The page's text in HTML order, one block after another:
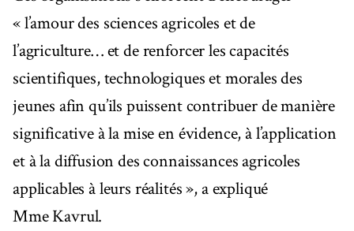
« l’amour des sciences agricoles et de
l’agriculture… et de renforcer les capacités
scientifiques, technologiques et morales des
jeunes afin qu’ils puissent contribuer de manière
significative à la mise en évidence, à l’application
et à la diffusion des connaissances agricoles
applicables à leurs réalités », a expliqué
Mme Kavrul.